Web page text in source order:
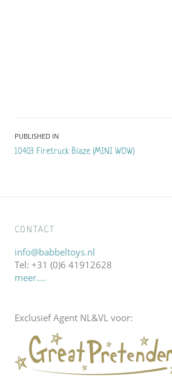
Bericht
PUBLISHED IN
10403 Firetruck Blaze (MINI WOW)
CONTACT
info@babbeltoys.nl
Tel: +31 (0)6 41912628
meer….
Exclusief Agent NL&VL voor: